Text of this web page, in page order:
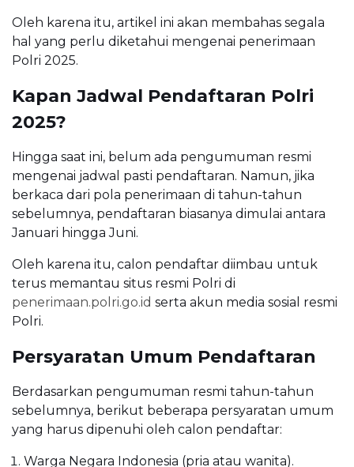
Oleh karena itu, artikel ini akan membahas segala
hal yang perlu diketahui mengenai penerimaan
Polri 2025.
Kapan Jadwal Pendaftaran Polri
2025?
Hingga saat ini, belum ada pengumuman resmi
mengenai jadwal pasti pendaftaran. Namun, jika
berkaca dari pola penerimaan di tahun-tahun
sebelumnya, pendaftaran biasanya dimulai antara
Januari hingga Juni.
Oleh karena itu, calon pendaftar diimbau untuk
terus memantau situs resmi Polri di
penerimaan.polri.go.id serta akun media sosial resmi
Polri.
Persyaratan Umum Pendaftaran
Berdasarkan pengumuman resmi tahun-tahun
sebelumnya, berikut beberapa persyaratan umum
yang harus dipenuhi oleh calon pendaftar:
Warga Negara Indonesia (pria atau wanita).